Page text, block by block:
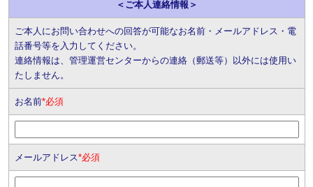
＜ご本人連絡情報＞
ご本人にお問い合わせへの回答が可能なお名前・メールアドレス・電
話番号等を入力してください。
連絡情報は、管理運営センターからの連絡（郵送等）以外には使用い
たしません。
お名前*必須
メールアドレス*必須